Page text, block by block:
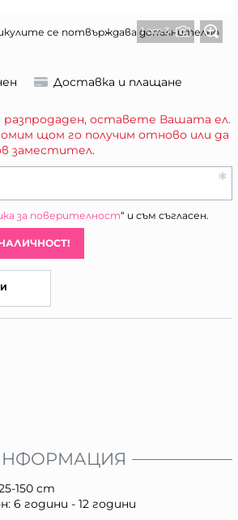
1 от 3
се потвърждава допълнително
Доставка и плащане
оставете Вашата ел.
щом го получим отново или да
заместител.
за поверителност“ и съм съгласен.
150 cm
6 години - 12 години